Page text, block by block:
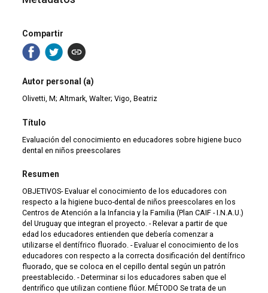
Compartir
Autor personal (a)
Olivetti, M; Altmark, Walter; Vigo, Beatriz
Título
Evaluación del conocimiento en educadores sobre higiene buco
dental en niños preescolares
Resumen
OBJETIVOS- Evaluar el conocimiento de los educadores con
respecto a la higiene buco-dental de niños preescolares en los
Centros de Atención a la Infancia y la Familia (Plan CAIF - I.N.A.U.)
del Uruguay que integran el proyecto. - Relevar a partir de que
edad los educadores entienden que debería comenzar a
utilizarse el dentífrico fluorado. - Evaluar el conocimiento de los
educadores con respecto a la correcta dosificación del dentífrico
fluorado, que se coloca en el cepillo dental según un patrón
preestablecido. - Determinar si los educadores saben que el
dentrífico que utilizan contiene flúor. MÉTODO Se trata de un